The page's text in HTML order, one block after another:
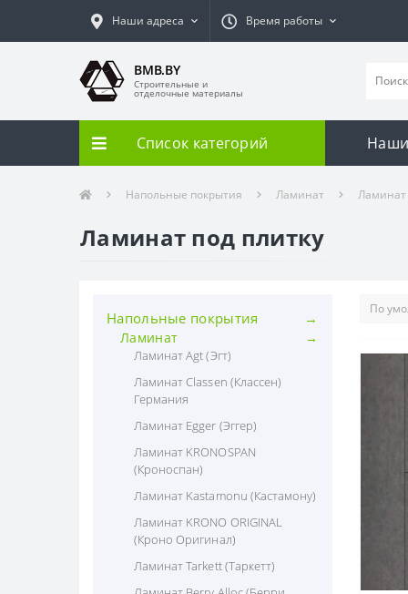
Наши адреса Время работы
BMB.BY
Строительные и
отделочные материалы
Список категорий
Напольные покрытия Ламинат Ламинат
Ламинат под плитку
Напольные покрытия
Ламинат
Ламинат Agt (Эгт)
Ламинат Classen (Классен)
Германия
Ламинат Egger (Эггер)
Ламинат KRONOSPAN
(Кроноспан)
Ламинат Kastamonu (Кастамону)
Ламинат KRONO ORIGINAL
(Кроно Оригинал)
Ламинат Tarkett (Таркетт)